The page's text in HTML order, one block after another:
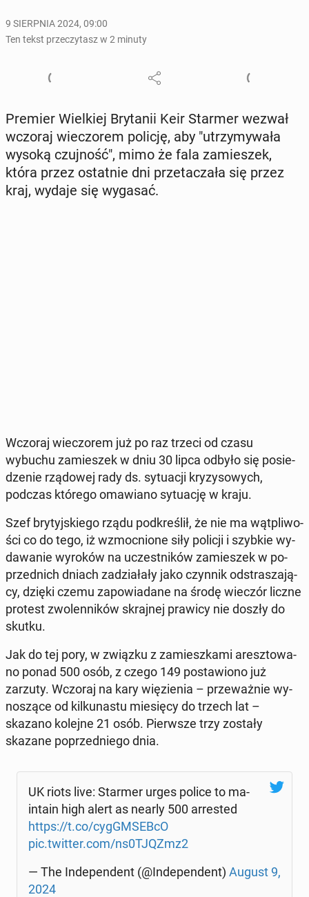
9 SIERPNIA 2024, 09:00
Ten tekst przeczytasz w 2 minuty
Premier Wiel­kiej Bry­ta­nii Keir Starmer wezwał
wczoraj wie­czo­rem policję, aby "utrzy­my­wa­ła
wysoką czuj­ność", mimo że fala za­mie­szek,
która przez ostat­nie dni prze­ta­cza­ła się przez
kraj, wydaje się wygasać.
Wczoraj wie­czo­rem już po raz trzeci od czasu
wybuchu za­mie­szek w dniu 30 lipca odbyło się po­sie­
dze­nie rzą­do­wej rady ds. sy­tu­acji kry­zy­so­wych,
podczas którego oma­wia­no sy­tu­ację w kraju.
Szef bry­tyj­skie­go rządu pod­kre­ślił, że nie ma wąt­pli­wo­
ści co do tego, iż wzmoc­nio­ne siły policji i szybkie wy­
da­wa­nie wyroków na uczest­ni­ków za­mie­szek w po­
przed­nich dniach za­dzia­ła­ły jako czynnik od­stra­sza­ją­
cy, dzięki czemu za­po­wia­da­ne na środę wieczór liczne
protest zwo­len­ni­ków skraj­nej prawicy nie doszły do
skutku.
Jak do tej pory, w związku z za­miesz­ka­mi aresz­to­wa­
no ponad 500 osób, z czego 149 po­sta­wio­no już
zarzuty. Wczoraj na kary wię­zie­nia – prze­waż­nie wy­
no­szą­ce od kil­ku­na­stu mie­się­cy do trzech lat –
skazano kolejne 21 osób. Pierw­sze trzy zostały
skazane po­przed­nie­go dnia.
UK riots live: Starmer urges police to ma­
in­ta­in high alert as nearly 500 ar­re­sted
https://t.co/cyg­GM­SEB­cO
pic.twitter.com/ns0TJQZmz2
— The In­de­pen­dent (@In­de­pen­dent) August 9,
2024